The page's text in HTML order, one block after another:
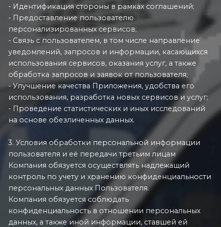
- Идентификация стороны в рамках соглашений;
- Предоставление пользователю
персонализированных сервисов;
- Связь с пользователем, в том числе направление
уведомлений, запросов и информации, касающихся
использования сервисов, оказания услуг, а также
обработка запросов и заявок от пользователя;
- Улучшение качества Приложения, удобства его
использования, разработка новых сервисов и услуг;
- Проведение статистических и иных исследований
на основе обезличенных данных.
3. Условия обработки персональной информации
пользователя и её передачи третьим лицам
Компания обязуется осуществлять надлежащий
контроль по учету и хранению конфиденциальности
персональных данных Пользователя.
Компания обязуется соблюдать
конфиденциальность в отношении персональных
данных, а также иной информации, ставшей ей